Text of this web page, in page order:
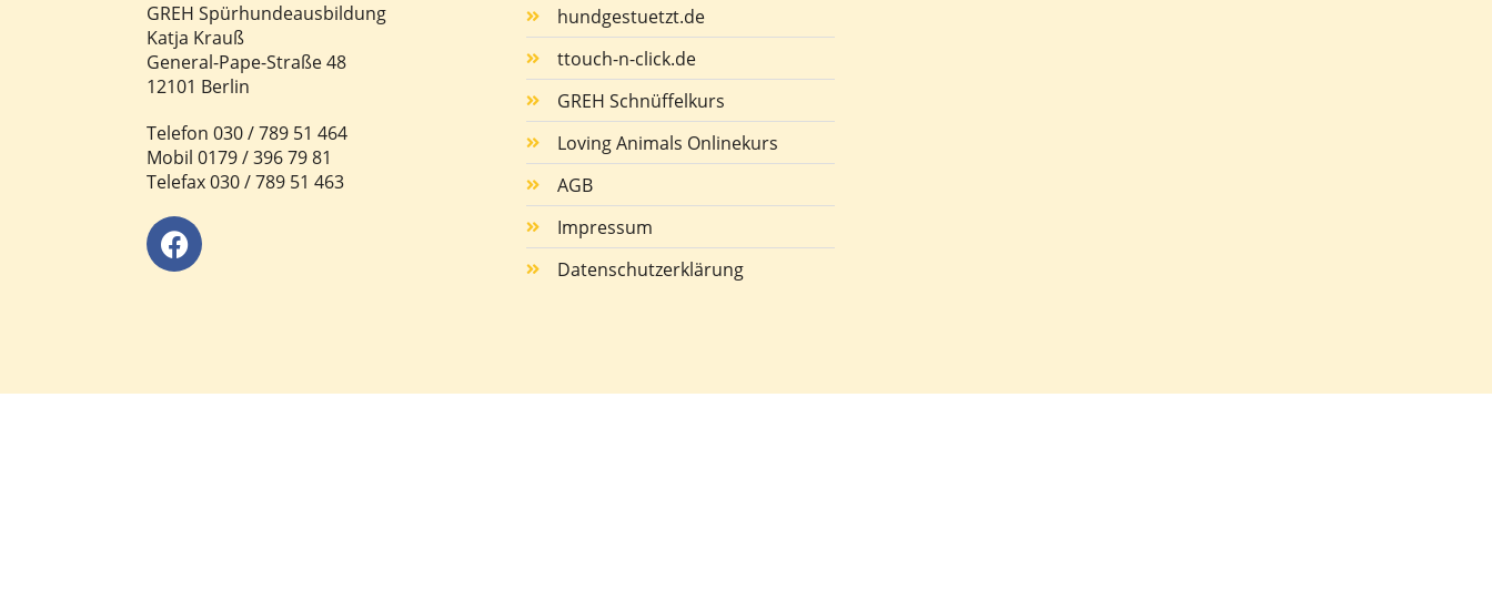
GREH Spürhundeausbildung
Katja Krauß
General-Pape-Straße 48
12101 Berlin
Telefon 030 / 789 51 464
Mobil 0179 / 396 79 81
Telefax 030 / 789 51 463
hundgestuetzt.de
ttouch-n-click.de
GREH Schnüffelkurs
Loving Animals Onlinekurs
AGB
Impressum
Datenschutzerklärung